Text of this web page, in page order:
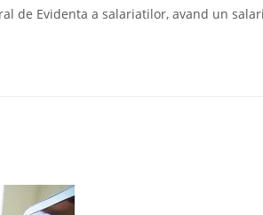
de Evidenta a salariatilor, avand un